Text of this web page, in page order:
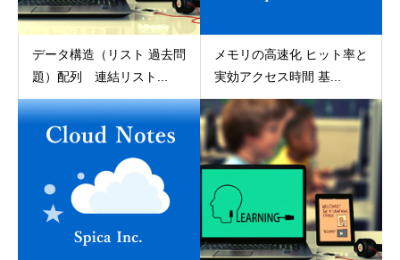
データ構造（リスト 過去問
題）配列 連結リスト...
メモリの高速化 ヒット率と
実効アクセス時間 基...